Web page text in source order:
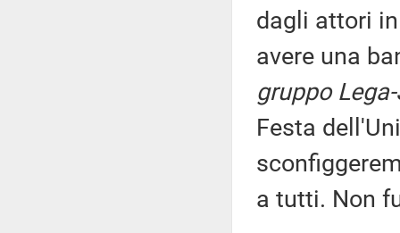
dagli attori
avere una
gruppo
Festa
a tutti. Non